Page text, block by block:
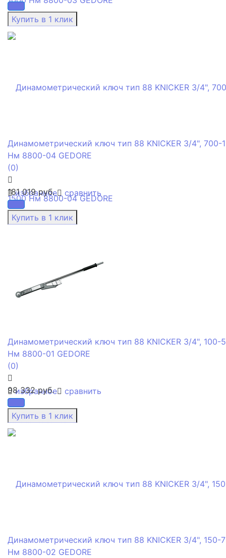
избранное сравнить
Динамометрический ключ тип 88 KNICKER 3/4", 700-
Нм 8800-04 GEDORE
(0)
181 019 руб.
избранное сравнить
Динамометрический ключ тип 88 KNICKER 3/4", 100-
Нм 8800-01 GEDORE
(0)
98 332 руб.
Динамометрический ключ тип 88 KNICKER 3/4", 150-
Нм 8800-02 GEDORE